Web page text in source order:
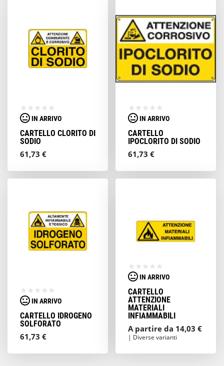
IN ARRIVO
CARTELLO CLORITO DI
SODIO
61,73 €
IN ARRIVO
CARTELLO
IPOCLORITO DI SODIO
61,73 €
IN ARRIVO
CARTELLO IDROGENO
SOLFORATO
61,73 €
IN ARRIVO
CARTELLO
ATTENZIONE
MATERIALI
INFIAMMABILI
A partire da 14,03 €
| Diverse varianti